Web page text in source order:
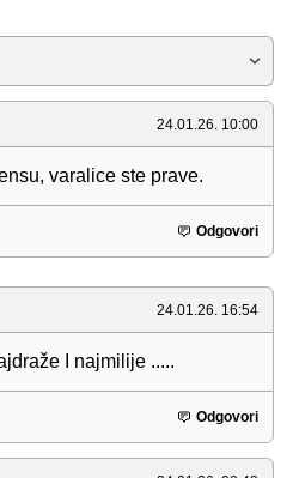
24.01.26. 10:00
varalice ste prave.
Odgovori
24.01.26. 16:54
I najmilije .....
Odgovori